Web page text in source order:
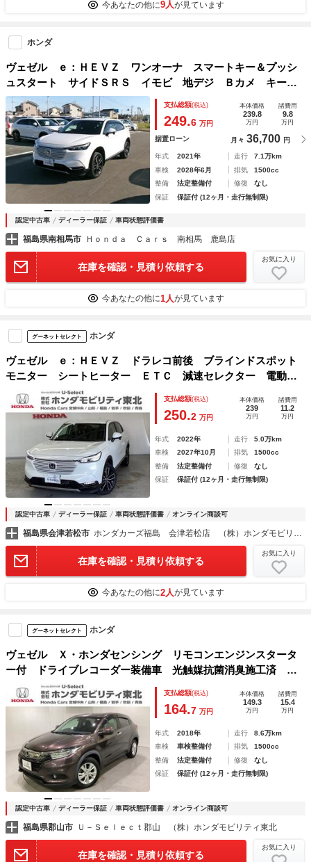
今あなたの他に9人が見ています
ホンダ
ヴェゼル ｅ：ＨＥＶＺ ワンオーナ スマートキー＆プッシ
ュスタート サイドＳＲＳ イモビ 地デジ Ｂカメ キーレ
スエントリー Ｃソナー ＵＳＢポート ＰＳ ＬＥＤライ
ト アクティブクルーズコントロール ＡＡＣ Ｗエアバッグ
支払総額(税込)
249.6 万円
本体価格
239.8
万円
諸費用
9.8
万円
据置ローン 月々 36,700 円
年式 2021年 走行
7.1万km
車検
2028年6月 排気
1500cc
整備
法定整備付 修復
なし
保証
保証付 (12ヶ月・走行無制限)
認定中古車 ディーラー保証 車両状態評価書
福島県南相馬市 Ｈｏｎｄａ Ｃａｒｓ 南相馬 鹿島店
在庫を確認・見積り依頼する
お気に入り
今あなたの他に1人が見ています
グーネットセレクト ホンダ
ヴェゼル ｅ：ＨＥＶＺ ドラレコ前後 ブラインドスポット
モニター シートヒーター ＥＴＣ 減速セレクター 電動リ
アゲート クリアランスソナ－ パワートランク ＬＫＡＳ
追従 地上デジタル ＢＴオーディオ ＵＳＢ ＬＥＤランプ
支払総額(税込)
250.2 万円
本体価格
239
万円
諸費用
11.2
万円
年式 2022年 走行
5.0万km
車検
2027年10月 排気
1500cc
整備
法定整備付 修復
なし
保証
保証付 (12ヶ月・走行無制限)
認定中古車 ディーラー保証 車両状態評価書 オンライン商談可
福島県会津若松市 ホンダカーズ福島 会津若松店 （株）ホンダモビリティ東北
在庫を確認・見積り依頼する
お気に入り
今あなたの他に2人が見ています
グーネットセレクト ホンダ
ヴェゼル Ｘ・ホンダセンシング リモコンエンジンスタータ
ー付 ドライブレコーダー装備車 光触媒抗菌消臭施工済 オ
ートクルーズ ＵＳＢ入力 スマートキープッシュスタート
地デジＴＶ ＬＥＤライト サイドエアバック Ｗエアバッ
支払総額(税込)
164.7 万円
本体価格
149.3
万円
諸費用
15.4
万円
年式 2018年 走行
8.6万km
車検
車検整備付 排気
1500cc
整備
法定整備付 修復
なし
保証
保証付 (12ヶ月・走行無制限)
認定中古車 ディーラー保証 車両状態評価書 オンライン商談可
福島県郡山市 Ｕ－Ｓｅｌｅｃｔ郡山 （株）ホンダモビリティ東北
在庫を確認・見積り依頼する
お気に入り